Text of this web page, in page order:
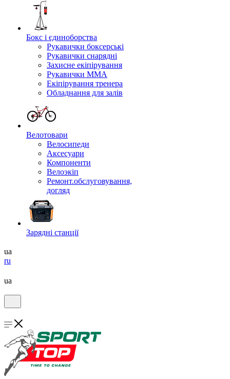
Бокс і єдиноборства
Рукавички боксерські
Рукавички снарядні
Захисне екіпірування
Рукавички ММА
Екіпірування тренера
Обладнання для залів
Велотовари
Велосипеди
Аксесуари
Компоненти
Велоэкіп
Ремонт.обслуговування,
догляд
Зарядні станції
ua
ru
ua